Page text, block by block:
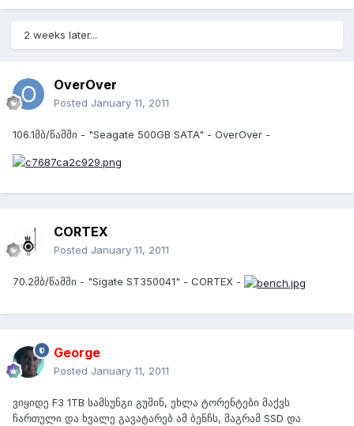
2 weeks later...
OverOver
Posted January 11, 2011
106.1მბ/წამში - "Seagate 500GB SATA" - OverOver -
CORTEX
Posted January 11, 2011
70.2მბ/წამში - "Sigate ST350041" - CORTEX -
George
Posted January 11, 2011
ვიყიდე F3 1TB სამსუნგი გუშინ, ეხლა ტორენტები მაქვს
ჩართული და ხვალე გავატარებ ამ ბენჩს, მაგრამ SSD და